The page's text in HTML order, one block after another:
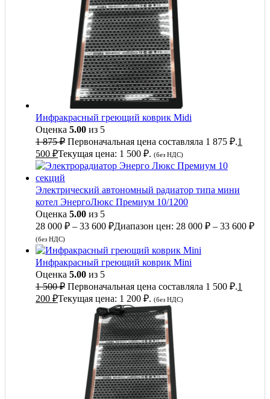
Инфракрасный греющий коврик Midi
Оценка 5.00 из 5
1 875₽ Первоначальная цена составляла 1 875 ₽.1
500 ₽Текущая цена: 1 500 ₽. (без НДС)
Электрический автономный радиатор типа мини
котел ЭнергоЛюкс Премиум 10/1200
Оценка 5.00 из 5
28 000 ₽ – 33 600 ₽Диапазон цен: 28 000 ₽ – 33 600 ₽
(без НДС)
Инфракрасный греющий коврик Mini
Оценка 5.00 из 5
1 500₽ Первоначальная цена составляла 1 500 ₽.1
200 ₽Текущая цена: 1 200 ₽. (без НДС)